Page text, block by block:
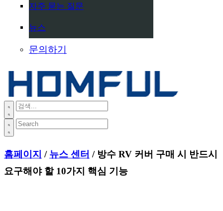
자주 묻는 질문
뉴스
문의하기
홈페이지 / 뉴스 센터 / 방수 RV 커버 구매 시 반드시
요구해야 할 10가지 핵심 기능